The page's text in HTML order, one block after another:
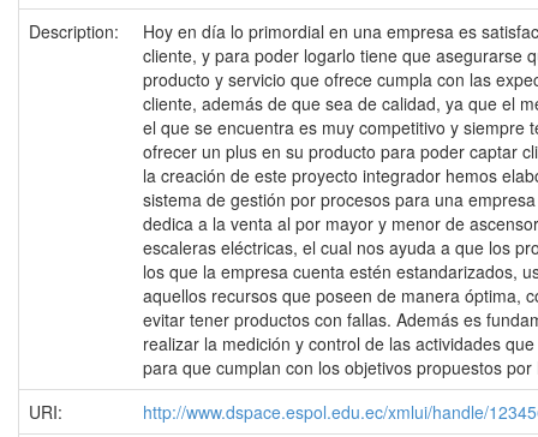
Description:
Hoy en día lo primordial en una empresa es
cliente, y para poder logarlo tiene que asegurarse
producto y servicio que ofrece cumpla con las
cliente, además de que sea de calidad, ya que el
el que se encuentra es muy competitivo y siempre
ofrecer un plus en su producto para poder captar
la creación de este proyecto integrador hemos
sistema de gestión por procesos para una
dedica a la venta al por mayor y menor de
escaleras eléctricas, el cual nos ayuda a que los
los que la empresa cuenta estén estandarizados,
aquellos recursos que poseen de manera óptima,
evitar tener productos con fallas. Además es
realizar la medición y control de las actividades
para que cumplan con los objetivos propuestos
URI:
http://www.dspace.espol.edu.ec/xmlui/handle/